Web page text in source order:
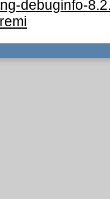
debuginfo-